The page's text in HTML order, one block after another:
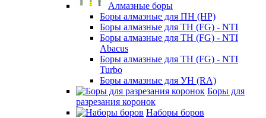
Алмазные боры
Боры алмазные для ПН (HP)
Боры алмазные для ТН (FG) - NTI
Боры алмазные для ТН (FG) - NTI
Abacus
Боры алмазные для ТН (FG) - NTI
Turbo
Боры алмазные для УН (RA)
Боры для
разрезания коронок
Наборы боров